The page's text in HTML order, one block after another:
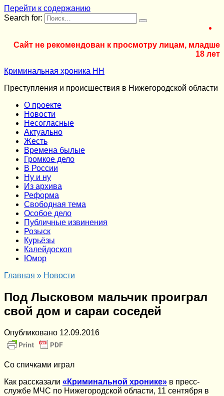
Перейти к содержанию
Search for:
Сайт не рекомендован к просмотру лицам, младше
18 лет
Криминальная хроника НН
Преступления и происшествия в Нижегородской области
О проекте
Новости
Несогласные
Актуально
Жесть
Времена былые
Громкое дело
В России
Ну и ну
Из архива
Реформа
Cвободная тема
Особое дело
Публичные извинения
Розыск
Курьёзы
Калейдоскоп
Юмор
Главная » Новости
Под Лысковом мальчик проиграл
свой дом и сараи соседей
Опубликовано 12.09.2016
Со спичками играл
Как рассказали «Криминальной хронике» в пресс-
службе МЧС по Нижегородской области, 11 сентября в